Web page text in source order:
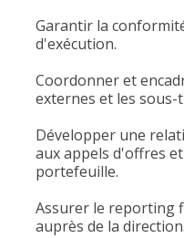
Garantir la
d'exécution.
Coordonner et
externes et les sous-
Développer une
aux appels d'offres
portefeuille.
Assurer le reporting
auprès de la direction.